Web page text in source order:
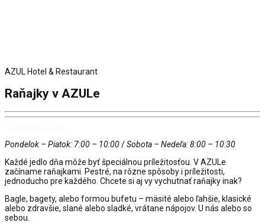
AZUL Hotel & Restaurant
Raňajky v AZULe
Pondelok – Piatok: 7:00 – 10:00/Sobota – Nedeľa: 8:00 – 10:30
Každé jedlo dňa môže byť špeciálnou príležitosťou. V AZULe
začíname raňajkami. Pestré, na rôzne spôsoby i príležitosti,
jednoducho pre každého. Chcete si aj vy vychutnať raňajky inak?
Bagle, bagety, alebo formou bufetu – mäsité alebo ľahšie, klasické
alebo zdravšie, slané alebo sladké, vrátane nápojov. U nás alebo so
sebou